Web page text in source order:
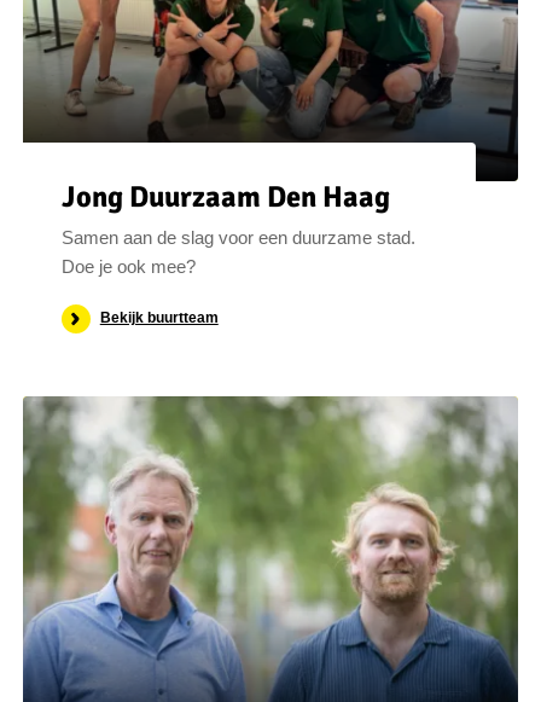
Jong Duurzaam Den Haag
Samen aan de slag voor een duurzame stad.
Doe je ook mee?
Bekijk buurtteam